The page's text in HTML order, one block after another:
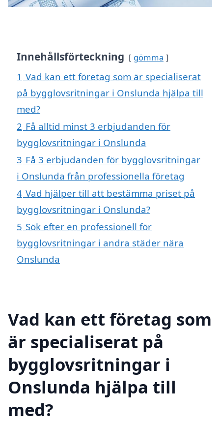
Innehållsförteckning gömma
1 Vad kan ett företag som är specialiserat
på bygglovsritningar i Onslunda hjälpa till
med?
2 Få alltid minst 3 erbjudanden för
bygglovsritningar i Onslunda
3 Få 3 erbjudanden för bygglovsritningar
i Onslunda från professionella företag
4 Vad hjälper till att bestämma priset på
bygglovsritningar i Onslunda?
5 Sök efter en professionell för
bygglovsritningar i andra städer nära
Onslunda
Vad kan ett företag som
är specialiserat på
bygglovsritningar i
Onslunda hjälpa till
med?